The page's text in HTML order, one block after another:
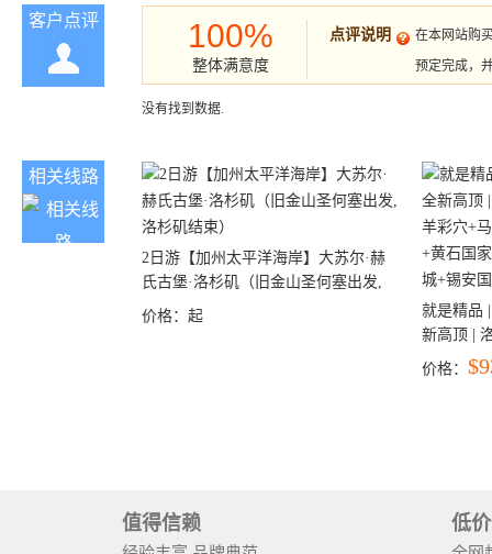
客户点评 100%
整体满意度
点评说明
在本网站购
预定完成，
没有找到数据.
相关线路
2日游【加州太平洋海岸】大苏尔·赫
氏古堡·洛杉矶（旧金山圣何塞出发,
洛杉矶结束）
价格： 起
就是精品
新高顶 |
彩穴+马
价格：
值得信赖 低